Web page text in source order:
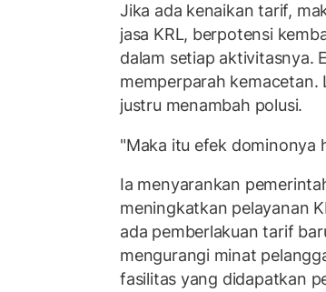
Jika ada kenaikan tarif,
jasa KRL, berpotensi
dalam setiap aktivitasnya.
memperparah kemacetan.
justru menambah polusi.
"Maka itu efek dominonya
Ia menyarankan
meningkatkan pelayanan
ada pemberlakuan tarif
mengurangi minat
fasilitas yang didapatkan